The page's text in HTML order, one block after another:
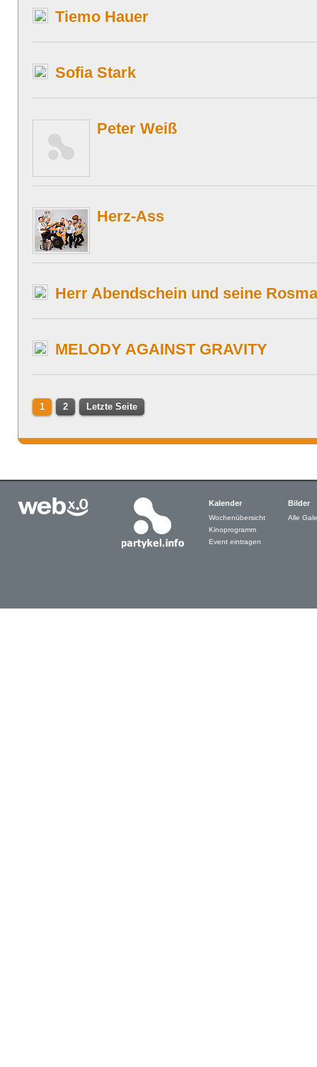
Tiemo Hauer
Sofia Stark
Peter Weiß
Herz-Ass
Herr Abendschein und seine
MELODY AGAINST GRAVITY
1 2 Letzte Seite
Kalender
Wochenübersicht
Kinoprogramm
Event eintragen
Bilder
Alle